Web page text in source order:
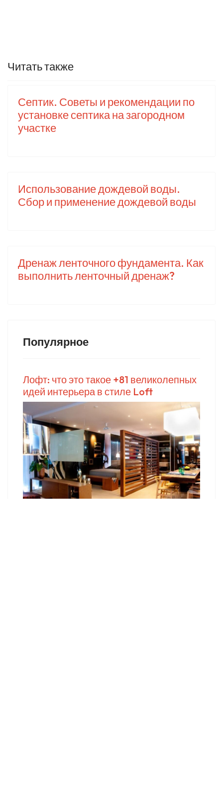
Читать также
Септик. Советы и рекомендации по
установке септика на загородном
участке
Использование дождевой воды.
Сбор и применение дождевой воды
Дренаж ленточного фундамента. Как
выполнить ленточный дренаж?
Популярное
Лофт: что это такое +81 великолепных
идей интерьера в стиле Loft